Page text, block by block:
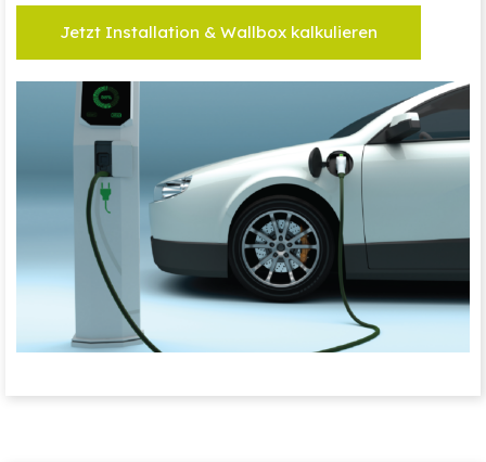
Jetzt Installation & Wallbox kalkulieren